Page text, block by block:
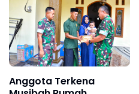
Anggota Terkena